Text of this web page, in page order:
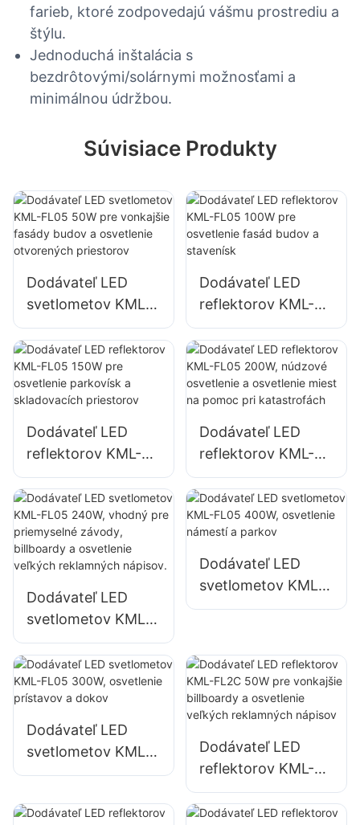
farieb, ktoré zodpovedajú vášmu prostrediu a
štýlu.
Jednoduchá inštalácia s
bezdrôtovými/solárnymi možnosťami a
minimálnou údržbou.
Súvisiace Produkty
Dodávateľ LED
svetlometov KML-
FL05 50W pre
vonkajšie fasády
budov a osvetlenie
otvorených
Dodávateľ LED
reflektorov KML-
FL05 100W pre
osvetlenie fasád
budov a stavenísk
Dodávateľ LED
reflektorov KML-
FL05 150W pre
osvetlenie
parkovísk a
skladovacích
priestorov
Dodávateľ LED
reflektorov KML-
FL05 200W,
núdzové osvetlenie
a osvetlenie miest
na pomoc pri
katastrofách
Dodávateľ LED
svetlometov KML-
FL05 240W,
vhodný pre
priemyselné
závody, billboardy
a osvetlenie
veľkých
Dodávateľ LED
svetlometov KML-
FL05 400W,
Dodávateľ LED
svetlometov KML-
FL05 300W,
prístavov a dokov
Dodávateľ LED
reflektorov KML-
FL2C 50W pre
vonkajšie billboardy